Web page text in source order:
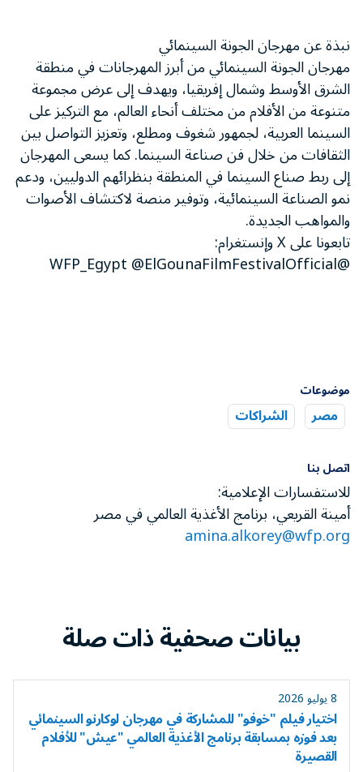
نبذة عن مهرجان الجونة السينمائي
مهرجان الجونة السينمائي من أبرز المهرجانات في منطقة
الشرق الأوسط وشمال إفريقيا، ويهدف إلى عرض مجموعة
متنوعة من الأفلام من مختلف أنحاء العالم، مع التركيز على
السينما العربية، لجمهور شغوف ومطلع، وتعزيز التواصل بين
الثقافات من خلال فن صناعة السينما. كما يسعى المهرجان
إلى ربط صناع السينما في المنطقة بنظرائهم الدوليين، ودعم
نمو الصناعة السينمائية، وتوفير منصة لاكتشاف الأصوات
والمواهب الجديدة.
تابعونا على X وإنستغرام:
@WFP_Egypt @ElGounaFilmFestivalOfficial
موضوعات
مصر الشراكات
اتصل بنا
للاستفسارات الإعلامية:
أمينة القريعي، برنامج الأغذية العالمي في مصر
amina.alkorey@wfp.org
بيانات صحفية ذات صلة
8 يوليو 2026
اختيار فيلم "خوفو" للمشاركة في مهرجان لوكارنو السينمائي
بعد فوزه بمسابقة برنامج الأغذية العالمي "عيش" للأفلام
القصيرة